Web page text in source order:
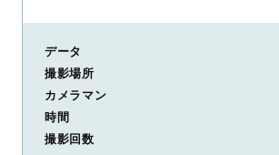
データ
撮影場所
カメラマン
時間
撮影回数